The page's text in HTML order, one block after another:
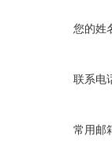
您的姓
联系电
常用邮